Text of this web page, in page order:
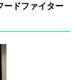
ードファイター